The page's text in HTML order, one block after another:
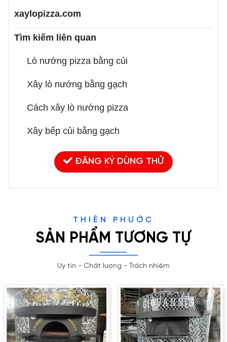
xaylopizza.com
Tìm kiếm liên quan
Lò nướng pizza bằng củi
Xây lò nướng bằng gạch
Cách xây lò nướng pizza
Xây bếp củi bằng gạch
ĐĂNG KÝ DÙNG THỬ
THIÊN PHƯỚC
SẢN PHẨM TƯƠNG TỰ
Uy tín - Chất lượng - Trách nhiệm